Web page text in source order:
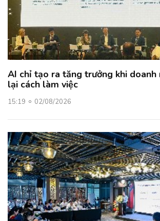
AI chỉ tạo ra tăng trưởng khi doanh
lại cách làm việc
15:19 02/08/2026